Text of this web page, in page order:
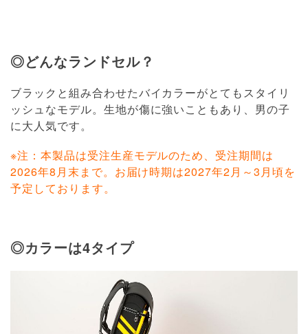
◎どんなランドセル？
ブラックと組み合わせたバイカラーがとてもスタイリ
ッシュなモデル。生地が傷に強いこともあり、男の子
に大人気です。
※注：本製品は受注生産モデルのため、受注期間は
2026年8月末まで。お届け時期は2027年2月～3月頃を
予定しております。
◎カラーは4タイプ